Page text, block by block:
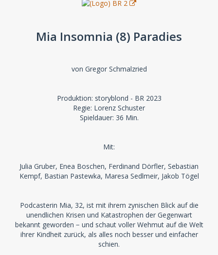
Mia Insomnia (8) Paradies
von Gregor Schmalzried
Produktion: storyblond - BR 2023
Regie: Lorenz Schuster
Spieldauer: 36 Min.
Mit:
Julia Gruber, Enea Boschen, Ferdinand Dörfler, Sebastian
Kempf, Bastian Pastewka, Maresa Sedlmeir, Jakob Tögel
Podcasterin Mia, 32, ist mit ihrem zynischen Blick auf die
unendlichen Krisen und Katastrophen der Gegenwart
bekannt geworden − und schaut voller Wehmut auf die Welt
ihrer Kindheit zurück, als alles noch besser und einfacher
schien.